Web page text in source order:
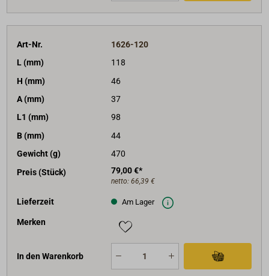
Art-Nr.
1626-120
L (mm)
118
H (mm)
46
A (mm)
37
L1 (mm)
98
B (mm)
44
Gewicht (g)
470
Preis (Stück)
79,00 €*
netto: 66,39 €
Lieferzeit Am Lager
Merken
In den Warenkorb